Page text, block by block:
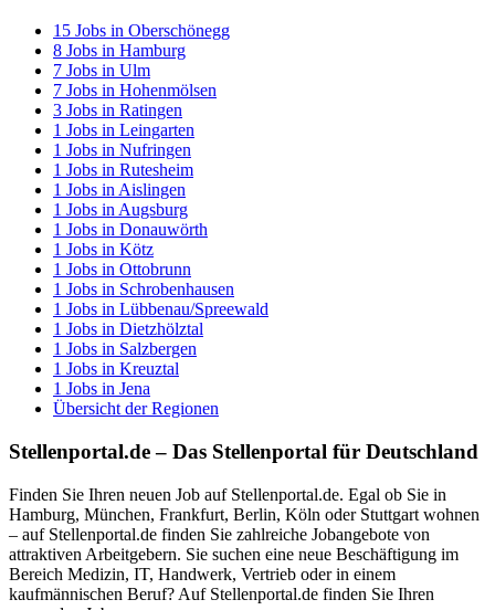
15 Jobs in Oberschönegg
8 Jobs in Hamburg
7 Jobs in Ulm
7 Jobs in Hohenmölsen
3 Jobs in Ratingen
1 Jobs in Leingarten
1 Jobs in Nufringen
1 Jobs in Rutesheim
1 Jobs in Aislingen
1 Jobs in Augsburg
1 Jobs in Donauwörth
1 Jobs in Kötz
1 Jobs in Ottobrunn
1 Jobs in Schrobenhausen
1 Jobs in Lübbenau/Spreewald
1 Jobs in Dietzhölztal
1 Jobs in Salzbergen
1 Jobs in Kreuztal
1 Jobs in Jena
Übersicht der Regionen
Stellenportal.de – Das Stellenportal für Deutschland
Finden Sie Ihren neuen Job auf Stellenportal.de. Egal ob Sie in
Hamburg, München, Frankfurt, Berlin, Köln oder Stuttgart wohnen
– auf Stellenportal.de finden Sie zahlreiche Jobangebote von
attraktiven Arbeitgebern. Sie suchen eine neue Beschäftigung im
Bereich Medizin, IT, Handwerk, Vertrieb oder in einem
kaufmännischen Beruf? Auf Stellenportal.de finden Sie Ihren